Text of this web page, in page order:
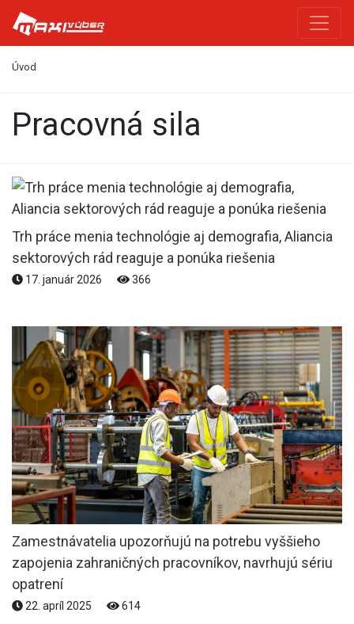
Úvod
pracovná sila
Trh práce menia technológie aj demografia, Aliancia
sektorových rád reaguje a ponúka riešenia
17. január 2026 366
Zamestnávatelia upozorňujú na potrebu vyššieho
zapojenia zahraničných pracovníkov, navrhujú sériu
opatrení
22. apríl 2025 614